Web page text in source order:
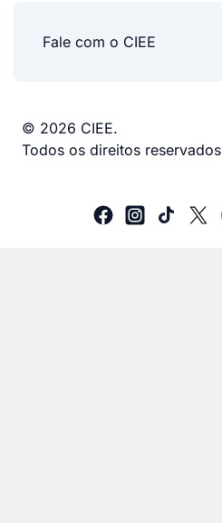
Fale com o CIEE
© 2026 CIEE.
Todos os direitos reservados